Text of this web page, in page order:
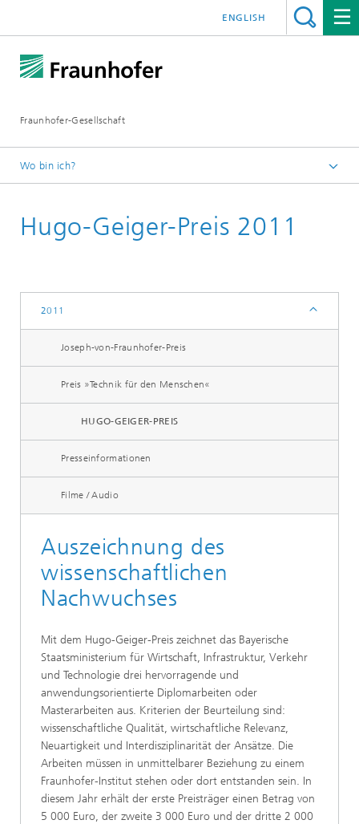
Fraunhofer-Gesellschaft
ENGLISH
Wo bin ich?
Über Fraunhofer
Hugo-Geiger-Preis 2011
2011
Joseph-von-Fraunhofer-Preis
Preis »Technik für den Menschen«
HUGO-GEIGER-PREIS
Presseinformationen
Filme / Audio
Auszeichnung des
wissenschaftlichen
Nachwuchses
Mit dem Hugo-Geiger-Preis zeichnet das Bayerische
Staatsministerium für Wirtschaft, Infrastruktur, Verkehr
und Technologie drei hervorragende und
anwendungsorientierte Diplomarbeiten oder
Masterarbeiten aus. Kriterien der Beurteilung sind:
wissenschaftliche Qualität, wirtschaftliche Relevanz,
Neuartigkeit und Interdisziplinarität der Ansätze. Die
Arbeiten müssen in unmittelbarer Beziehung zu einem
Fraunhofer-Institut stehen oder dort entstanden sein. In
diesem Jahr erhält der erste Preisträger einen Betrag von
5 000 Euro, der zweite 3 000 Euro und der dritte 2 000